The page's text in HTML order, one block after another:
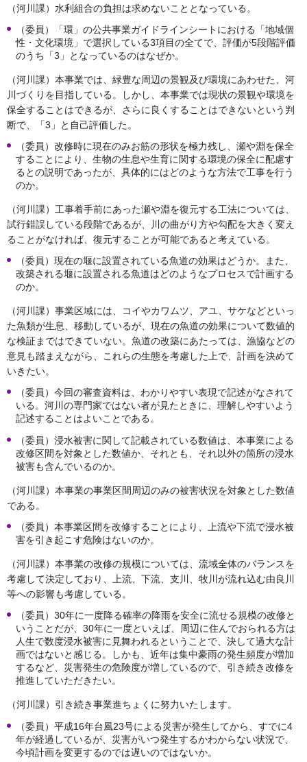
（河川課）水利組合の負担は求めないこととなっている。
（委員）「環」の公共事業ガイドラインシートにおける「地域個
性・文化環境」で選択している3項目の全てで、評価が5段階評価
のうち「3」となっているのはなぜか。
（河川課）本事業では、緑豊な周辺の景観及び環境にあわせた、河
川づくりを目指している。しかし、本事業では現状の景観や環境を
保全することはできるが、さらに良くすることはできないという判
断で、「3」と自己評価した。
（委員）改修時に現在のみお筋の形状を極力残し、瀬や淵を保全
することにより、生物の生息や生育に関する環境の保全に配慮す
るとの説明であったが、具体的にはどのような方法で工事を行う
のか。
（河川課）工事着手前にあった瀬や淵を復元する工法については、
試行錯誤している段階であるが、川の曲がり方や勾配を大きく変え
ることがなければ、復元することが可能であると考えている。
（委員）現在の堰に設置されている魚道の効果はどうか。また、
改築される堰に設置される魚道はどのようなプロセスで計画する
のか。
（河川課）事業区域には、コイやカワムツ、アユ、サケなどといっ
た魚類が生息、移動しているが、現在の魚道の効果について数値的
な検証まではできていない。魚道の改築にあたっては、漁協などの
意見も踏まえながら、これらの生態を考慮した上で、計画を決めて
いきたい。
（委員）今回の審査資料は、わかりやすい表現で記述がなされて
いる。河川の専門家ではない者が見たときに、理解しやすいよう
記述することはよいことである。
（委員）浸水被害に関して記載されている数値は、本事業による
改修区間を対象とした数値か、それとも、それ以外の箇所の浸水
被害も含んでいるのか。
（河川課）本事業の事業区間周辺のみの被害状況を対象とした数値
である。
（委員）本事業区間を改修することにより、上流や下流で浸水被
害を引き起こす危険はないのか。
（河川課）本事業の改修の規模については、流域全体のバランスを
考慮して決定しており、上流、下流、支川、牧川が流れ込む由良川
等への影響も考慮している。
（委員）30年に一度降る確率の降雨を安全に流せる規模の改修と
いうことだが、30年に一度といえば、周辺に住んでおられる方は
人生で数度浸水被害に見舞われるということで、決して過大な計
画ではないと感じる。しかも、近年は集中豪雨の発生頻度が増加
するなど、災害発生の危険度が増しているので、引き続き改修を
推進していただきたい。
（河川課）引き続き事業進ちょくに努力いたします。
（委員）平成16年台風23号による災害が発生してから、すでに4
年が経過しているが、災害がいつ発生するかわからない状況で、
今頃計画を変更するのでは遅いのではないか。